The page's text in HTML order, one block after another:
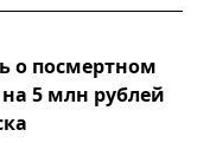
о посмертном
5 млн рублей